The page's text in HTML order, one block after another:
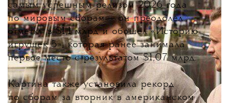
самым успешным релизом 2026 года
по мировым сборам— он преодолел
отметку в $1,1 млрд и обошел «Историю
игрушек 5», которая ранее занимала
первое место с результатом $1,07 млрд.
Картина также установила рекорд
по сборам за вторник в американском